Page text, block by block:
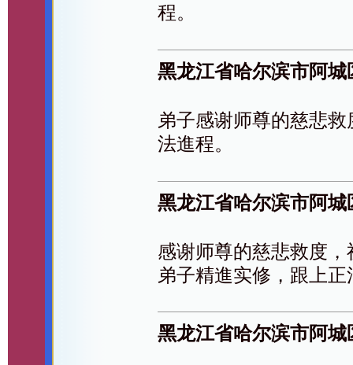
程。
黑龙江省哈尔滨市阿
弟子感谢师尊的慈悲
法進程。
黑龙江省哈尔滨市阿
感谢师尊的慈悲救度
弟子精進实修，跟上
黑龙江省哈尔滨市阿